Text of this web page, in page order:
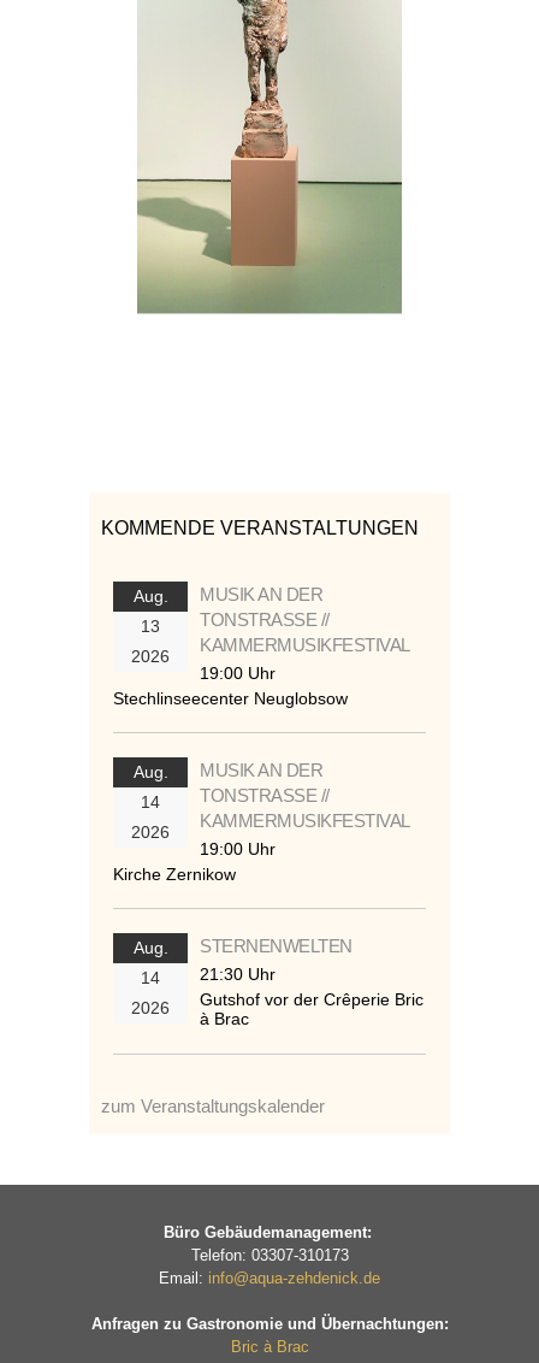
KOMMENDE VERANSTALTUNGEN
Aug.
13
2026
MUSIK AN DER
TONSTRASSE //
KAMMERMUSIKFESTIVAL
19:00 Uhr
Stechlinseecenter Neuglobsow
Aug.
14
2026
MUSIK AN DER
TONSTRASSE //
KAMMERMUSIKFESTIVAL
19:00 Uhr
Kirche Zernikow
Aug.
14
2026
STERNENWELTEN
21:30 Uhr
Gutshof vor der Crêperie Bric
à Brac
zum Veranstaltungskalender
Büro Gebäudemanagement:
Telefon: 03307-310173
Email: info@aqua-zehdenick.de
Anfragen zu Gastronomie und Übernachtungen:
Bric à Brac